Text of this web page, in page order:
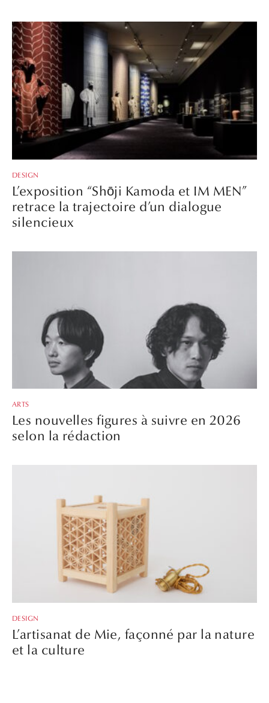
DESIGN
L’exposition “Shōji Kamoda et IM MEN”
retrace la trajectoire d’un dialogue
silencieux
ARTS
Les nouvelles figures à suivre en 2026
selon la rédaction
DESIGN
L’artisanat de Mie, façonné par la nature
et la culture